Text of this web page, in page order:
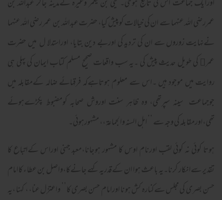
اورایک جماعت اس کی تابع ہوگئی۔یحیی بن یعمر وغیرہ نےمدینہ جاکر عبداللہ بن
عمررضی اللہ عنہما سے ان کی خیالات کوپیش کیا، حضرت عبداللہ بن عمر رضی اللہ عنہما
نےنہایت زوروں سے ان کی تردید کی اوربے دین بتایا، اوراستدلا ل میں حضرت
عمر﷜ کی طویل حدیث پیش کی ۔یہ سب واقعات صحیح مسلم کتاب ایمان کی پہلی ہی
روایت میں موجود ہیں ۔اس سے معلوم ہوتاہےکہ فرقہائے ضالہ کےمقابلہ میں
جوجماعت سینہ سپرتھی، وہ ظاہر سنت اوروش صحابہ کومضبوط پکڑےہوئے
تھی،اورمقابلہ کی وجہ سے ’’ اہل السنہ والجماعۃ ،، مشہورہوئی۔
ہوتا کوئی نہ کوئی لقب اورنام اوس کا مشہور ہوجانا،معبد جہنی اوراس کےاتباع کا
تقدیر سےانکار کرنا۔یہ باعث ہوا ان کےقدریہ کہے جانےکا،واصل بن عطاء کاامام
حسن بصری کی مجلس سےکنارہ کش ہونا اورامام حسن بصری کا’’ واعتزل عنا، ، کہنا ،یہ